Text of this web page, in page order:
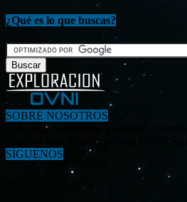
¿Qué es lo que buscas?
SOBRE NOSOTROS
«Investigar, descubrir y difundir la
enigmas relacionados al tema OVNI en
SÍGUENOS